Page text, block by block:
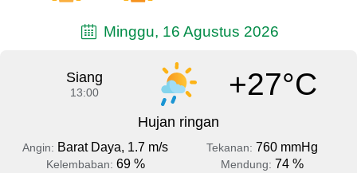
Minggu, 16 Agustus 2026
Siang
13:00 +27°C
Hujan ringan
Angin: Barat Daya, 1.7 m/s Tekanan: 760 mmHg
Kelembaban: 69 % Mendung: 74 %